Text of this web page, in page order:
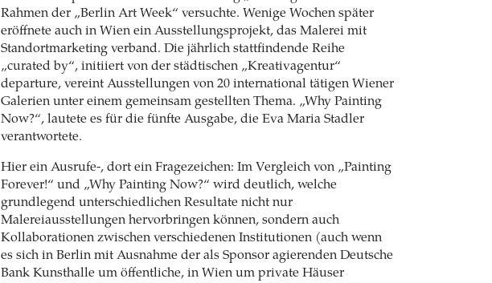
Rahmen der „Berlin Art Week“ versuchte. Wenige Wochen später
eröffnete auch in Wien ein Ausstellungsprojekt, das Malerei mit
Standortmarketing verband. Die jährlich stattfindende Reihe
„curated by“, initiiert von der städtischen „Kreativagentur“
departure, vereint Ausstellungen von 20 international tätigen Wiener
Galerien unter einem gemeinsam gestellten Thema. „Why Painting
Now?“, lautete es für die fünfte Ausgabe, die Eva Maria Stadler
verantwortete.
Hier ein Ausrufe-, dort ein Fragezeichen: Im Vergleich von „Painting
Forever!“ und „Why Painting Now?“ wird deutlich, welche
grundlegend unterschiedlichen Resultate nicht nur
Malereiausstellungen hervorbringen können, sondern auch
Kollaborationen zwischen verschiedenen Institutionen (auch wenn
es sich in Berlin mit Ausnahme der als Sponsor agierenden Deutsche
Bank Kunsthalle um öffentliche, in Wien um private Häuser